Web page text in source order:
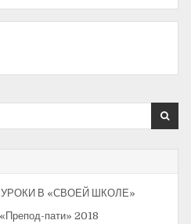
В «СВОЕЙ ШКОЛЕ»
пати» 2018